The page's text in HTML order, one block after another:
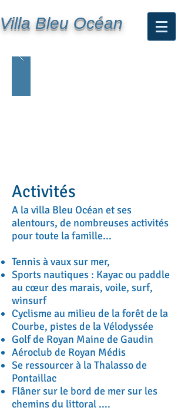
Villa Bleu Océan
Activités
A la villa Bleu Océan et ses
alentours, de nombreuses activités
pour toute la famille...
Tennis à vaux sur mer,
Sports nautiques : Kayac ou paddle
au cœur des marais, voile, surf,
winsurf
Cyclisme au milieu de la forêt de la
Courbe, pistes de la Vélodyssée
Golf de Royan Maine de Gaudin
Aéroclub de Royan Médis
Se ressourcer à la Thalasso de
Pontaillac
Flâner sur le bord de mer sur les
chemins du littoral ....